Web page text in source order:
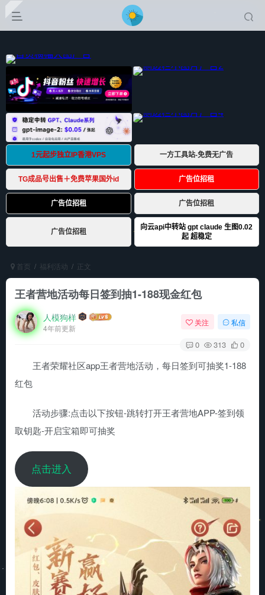
首页 福利活动 正文
王者营地活动每日签到抽1-188现金红包
人模狗样
4年前更新
关注 私信
0 313 0
王者荣耀社区app王者营地活动，每日签到可抽奖1-188
红包
活动步骤:点击以下按钮-跳转打开王者营地APP-签到领
取钥匙-开启宝箱即可抽奖
点击进入